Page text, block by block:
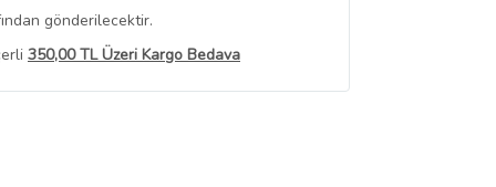
gönderilecektir.
350,00 TL Üzeri Kargo Bedava